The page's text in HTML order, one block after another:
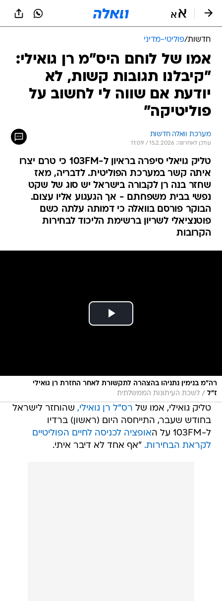
חדשות/פוליטי-מדיני
אמו של לוחם היס"מ רן גואילי:
"קיבלנו תגובות קשות, לא
יודעת אם שווה לי לחשוב על
פוליטיקה"
מערכת וואלה חדשות
עודכן לאחרונה: 15.2.2026 / 11:09
טליק גויאלי סיפרה בראיון ל-103FM כי טרם יצרו
איתה קשר במערכת הפוליטית. לדבריה, מאז
שחזר בנה רן לקבורה בישראל יש סוג של שקט
נפשי בבית משפחתם - אך הגעגוע אליו עצום.
הבוקר פורסם בוואלה כי דמותה עלתה כשם
פוטנציאלי לשריון ברשימת הליכוד לבחירות
הקרובות
רה"מ בנימין נתניהו בהצהרה לתקשורת לאחר החזרת רן גואילי
ז"ל / לשכת העיתונות הממשלתית
טליק גואילי, אמו של רס"ל רן גואילי, שהוחזר לישראל
בחודש שעבר, התייחסה היום (ראשון) ברדיו
ל-103FM על ה
אופציה לכניסה לחיים הפוליטיים
לקראת הבחירות. "אף אחד לא דיבר איתי.